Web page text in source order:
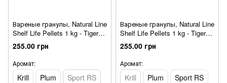
Вареные гранулы, Natural Line
Shelf Life Pellets 1 kg - Tiger
Nut Sweetcorn 4.5/6 mm
255.00 грн
Аромат:
Krill Plum
Sport RS
Вареные гранулы, Natural Line
Shelf Life Pellets 1 kg - Tiger
Nut Sweetcorn 12/14 mm
255.00 грн
Аромат:
Krill Plum
Sport RS